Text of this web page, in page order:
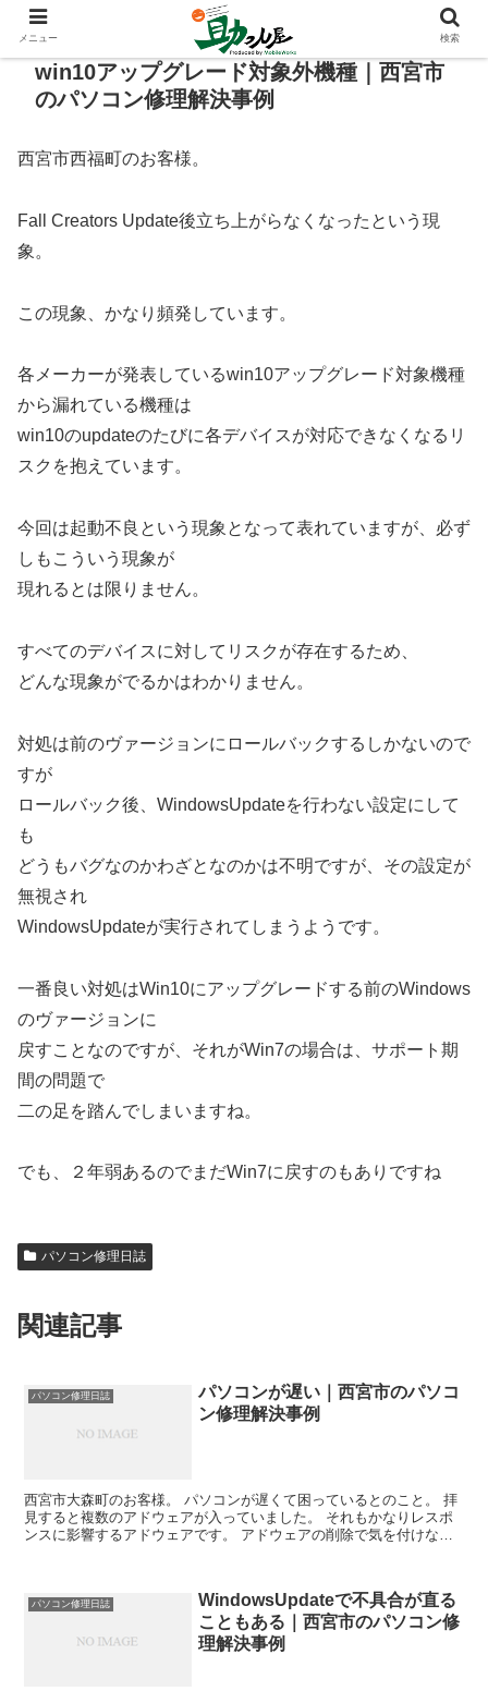
win10アップグレード対象外機種｜西宮市
のパソコン修理解決事例
西宮市西福町のお客様。
Fall Creators Update後立ち上がらなくなったという現
象。
この現象、かなり頻発しています。
各メーカーが発表しているwin10アップグレード対象機種
から漏れている機種は
win10のupdateのたびに各デバイスが対応できなくなるリ
スクを抱えています。
今回は起動不良という現象となって表れていますが、必ず
しもこういう現象が
現れるとは限りません。
すべてのデバイスに対してリスクが存在するため、
どんな現象がでるかはわかりません。
対処は前のヴァージョンにロールバックするしかないので
すが
ロールバック後、WindowsUpdateを行わない設定にして
も
どうもバグなのかわざとなのかは不明ですが、その設定が
無視され
WindowsUpdateが実行されてしまうようです。
一番良い対処はWin10にアップグレードする前のWindows
のヴァージョンに
戻すことなのですが、それがWin7の場合は、サポート期
間の問題で
二の足を踏んでしまいますね。
でも、２年弱あるのでまだWin7に戻すのもありですね
パソコン修理日誌
関連記事
パソコン修理日誌
パソコンが遅い｜西宮市のパソコ
ン修理解決事例
西宮市大森町のお客様。 パソコンが遅くて困っているとのこと。 拝
見すると複数のアドウェアが入っていました。 それもかなりレスポ
ンスに影響するアドウェアです。 アドウェアの削除で気を付けない
パソコン修理日誌
WindowsUpdateで不具合が直る
こともある｜西宮市のパソコン修
理解決事例
メニュー 検索